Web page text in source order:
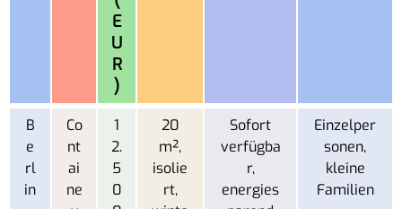
E
U
R
)
B
e
rl
in
Co
nt
ai
ne
1
2.
5
0
20
m²,
isolie
rt,
Sofort
verfügba
r,
energies
Einzelper
sonen,
kleine
Familien